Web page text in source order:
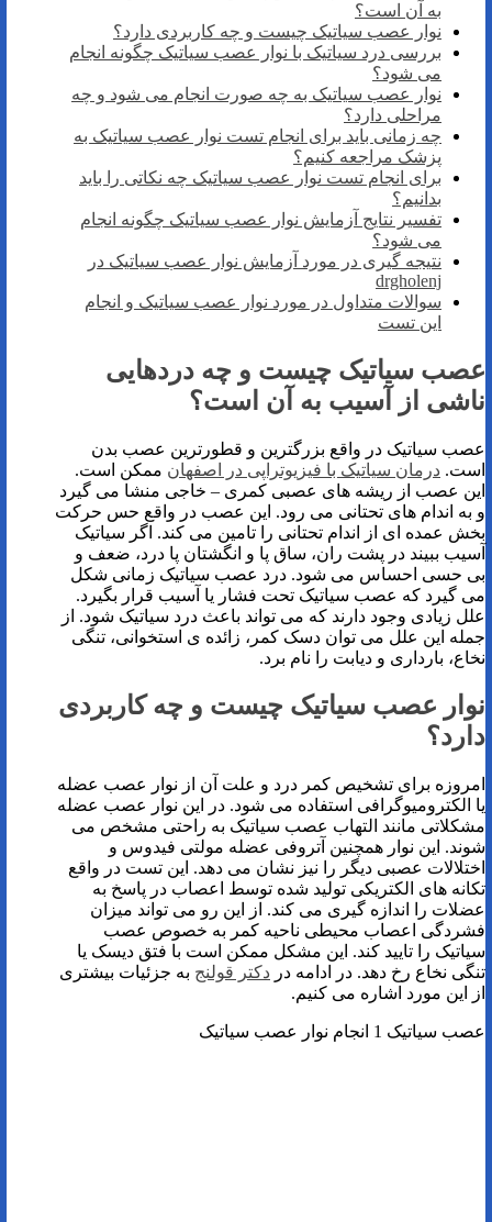
به آن است؟
نوار عصب سیاتیک چیست و چه کاربردی دارد؟
بررسی درد سیاتیک با نوار عصب سیاتیک چگونه انجام
می شود؟
نوار عصب سیاتیک به چه صورت انجام می شود و چه
مراحلی دارد؟
چه زمانی باید برای انجام تست نوار عصب سیاتیک به
پزشک مراجعه کنیم؟
برای انجام تست نوار عصب سیاتیک چه نکاتی را باید
بدانیم؟
تفسیر نتایج آزمایش نوار عصب سیاتیک چگونه انجام
می شود؟
نتیجه گیری در مورد آزمایش نوار عصب سیاتیک در
drgholenj
سوالات متداول در مورد نوار عصب سیاتیک و انجام
این تست
عصب سیاتیک چیست و چه دردهایی
ناشی از آسیب به آن است؟
عصب سیاتیک در واقع بزرگترین و قطورترین عصب بدن
است. درمان سیاتیک با فیزیوتراپی در اصفهان ممکن است.
این عصب از ریشه های عصبی کمری – خاجی منشا می گیرد
و به اندام های تحتانی می رود. این عصب در واقع حس حرکت
بخش عمده ای از اندام تحتانی را تامین می کند. اگر سیاتیک
آسیب ببیند در پشت ران، ساق پا و انگشتان پا درد، ضعف و
بی حسی احساس می شود. درد عصب سیاتیک زمانی شکل
می گیرد که عصب سیاتیک تحت فشار یا آسیب قرار بگیرد.
علل زیادی وجود دارند که می تواند باعث درد سیاتیک شود. از
جمله این علل می توان دسک کمر، زائده ی استخوانی، تنگی
نخاع، بارداری و دیابت را نام برد.
نوار عصب سیاتیک چیست و چه کاربردی
دارد؟
امروزه برای تشخیص کمر درد و علت آن از نوار عصب عضله
یا الکترومیوگرافی استفاده می شود. در این نوار عصب عضله
مشکلاتی مانند التهاب عصب سیاتیک به راحتی مشخص می
شوند. این نوار همچنین آتروفی عضله مولتی فیدوس و
اختلالات عصبی دیگر را نیز نشان می دهد. این تست در واقع
تکانه های الکتریکی تولید شده توسط اعصاب در پاسخ به
عضلات را اندازه گیری می کند. از این رو می تواند میزان
فشردگی اعصاب محیطی ناحیه کمر به خصوص عصب
سیاتیک را تایید کند. این مشکل ممکن است با فتق دیسک یا
تنگی نخاع رخ دهد. در ادامه در دکتر قولنج به جزئیات بیشتری
از این مورد اشاره می کنیم.
عصب سیاتیک 1 انجام نوار عصب سیاتیک